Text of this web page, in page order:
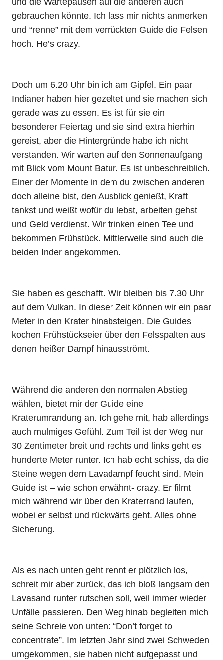
und die Wartepausen auf die anderen auch
gebrauchen könnte. Ich lass mir nichts anmerken
und “renne” mit dem verrückten Guide die Felsen
hoch. He’s crazy.
Doch um 6.20 Uhr bin ich am Gipfel. Ein paar
Indianer haben hier gezeltet und sie machen sich
gerade was zu essen. Es ist für sie ein
besonderer Feiertag und sie sind extra hierhin
gereist, aber die Hintergründe habe ich nicht
verstanden. Wir warten auf den Sonnenaufgang
mit Blick vom Mount Batur. Es ist unbeschreiblich.
Einer der Momente in dem du zwischen anderen
doch alleine bist, den Ausblick genießt, Kraft
tankst und weißt wofür du lebst, arbeiten gehst
und Geld verdienst. Wir trinken einen Tee und
bekommen Frühstück. Mittlerweile sind auch die
beiden Inder angekommen.
Sie haben es geschafft. Wir bleiben bis 7.30 Uhr
auf dem Vulkan. In dieser Zeit können wir ein paar
Meter in den Krater hinabsteigen. Die Guides
kochen Frühstückseier über den Felsspalten aus
denen heißer Dampf hinausströmt.
Während die anderen den normalen Abstieg
wählen, bietet mir der Guide eine
Kraterumrandung an. Ich gehe mit, hab allerdings
auch mulmiges Gefühl. Zum Teil ist der Weg nur
30 Zentimeter breit und rechts und links geht es
hunderte Meter runter. Ich hab echt schiss, da die
Steine wegen dem Lavadampf feucht sind. Mein
Guide ist – wie schon erwähnt- crazy. Er filmt
mich während wir über den Kraterrand laufen,
wobei er selbst und rückwärts geht. Alles ohne
Sicherung.
Als es nach unten geht rennt er plötzlich los,
schreit mir aber zurück, das ich bloß langsam den
Lavasand runter rutschen soll, weil immer wieder
Unfälle passieren. Den Weg hinab begleiten mich
seine Schreie von unten: “Don’t forget to
concentrate”. Im letzten Jahr sind zwei Schweden
umgekommen, sie haben nicht aufgepasst und